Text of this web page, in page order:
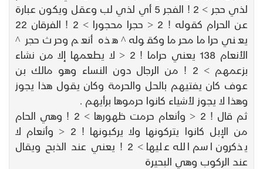
لذي حجر > 2 ! الفجر 5 أي لذي لب وعقل ويكون عبارة
عن الحرام كقوله ! 2 < حجرا محجورا > 2 ! الفرقان 22
يعني حراما محرما وكقوله ^ هذه أنعم وحرث حجر ^
الأنعام 138 يعني حراما ! 2 < لا يطعمها إلا من نشاء
بزعمهم > 2 ! من الرجال دون النساء وهو مالك بن
عوف كان يفتيهم بالحل والحرمة وكان يقول هذا يجوز
وهذا لا يجوز لأشياء كانوا حرموها برأيهم .
ثم قال ! 2 < وأنعام حرمت ظهورها > 2 ! وهي الحام
من الإبل كانوا يتركونها ولا يركبونها ! 2 < وأنعام لا
يذكرون اسم الله عليها > 2 ! يعني عند الذبح ويقال
عند الركوب وهي البحيرة